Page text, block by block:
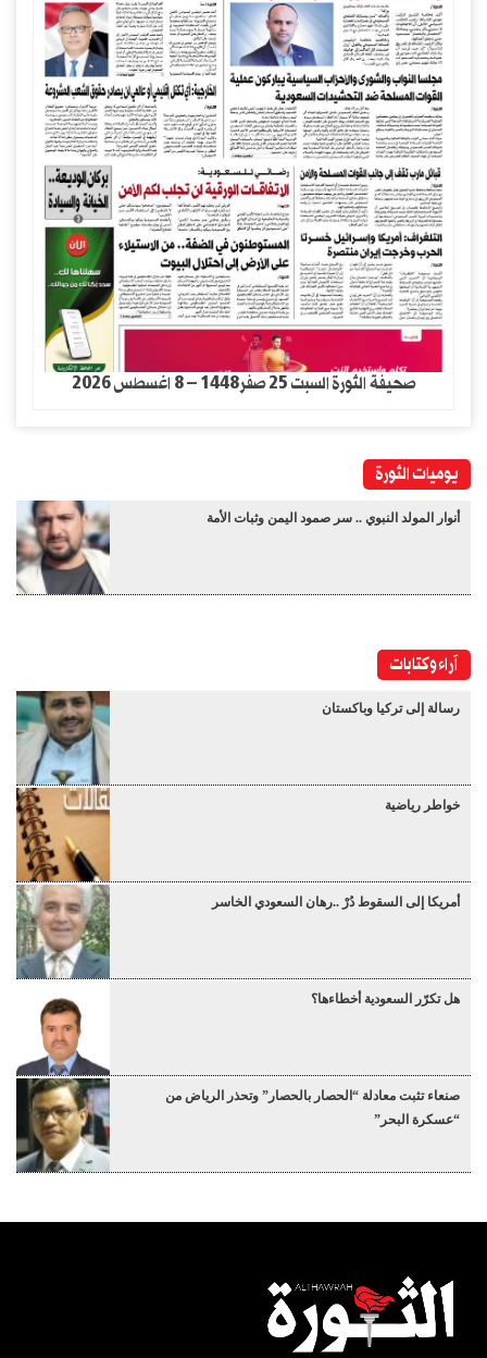
صحيفة الثورة السبت 25 صفر1448 – 8 اغسطس 2026
يوميات الثورة
أنوار المولد النبوي .. سر صمود اليمن وثبات الأمة
آراء وكتابات
رسالة إلى تركيا وباكستان
خواطر رياضية
أمريكا إلى السقوط دُرْ ..رهان السعودي الخاسر
هل تكرّر السعودية أخطاءها؟
صنعاء تثبت معادلة “الحصار بالحصار” وتحذر الرياض من
“عسكرة البحر”